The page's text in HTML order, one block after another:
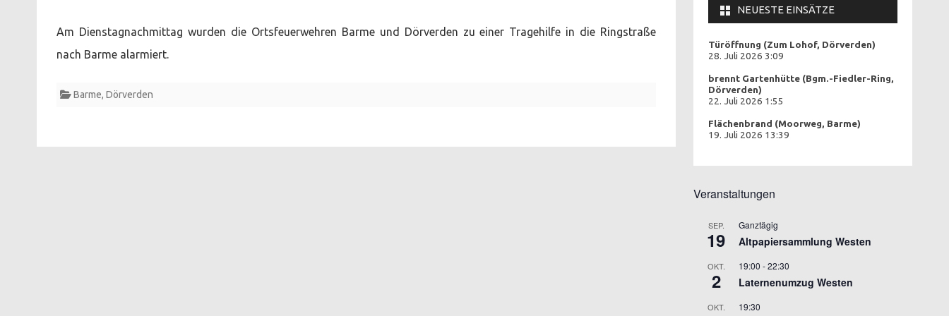
Am Dienstagnachmittag wurden die Ortsfeuerwehren Barme und Dörverden zu einer Tragehilfe in die Ringstraße
nach Barme alarmiert.
Barme, Dörverden
NEUESTE EINSÄTZE
Türöffnung (Zum Lohof, Dörverden)
28. Juli 2026 3:09
brennt Gartenhütte (Bgm.-Fiedler-Ring,
Dörverden)
22. Juli 2026 1:55
Flächenbrand (Moorweg, Barme)
19. Juli 2026 13:39
Veranstaltungen
SEP.
19
Ganztägig
Altpapiersammlung Westen
OKT.
2
19:00 -22:30
Laternenumzug Westen
OKT. 19:30